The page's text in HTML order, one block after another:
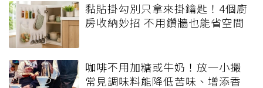
黏貼掛勾別只拿來掛鑰匙！4個廚
房收納妙招 不用鑽牆也能省空間
咖啡不用加糖或牛奶！放一小撮
常見調味料能降低苦味、增添香